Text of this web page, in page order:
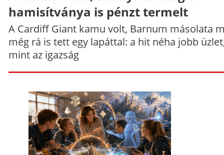
hamisítványa is pénzt termelt
A Cardiff Giant kamu volt, Barnum másolata
még rá is tett egy lapáttal: a hit néha jobb
mint az igazság